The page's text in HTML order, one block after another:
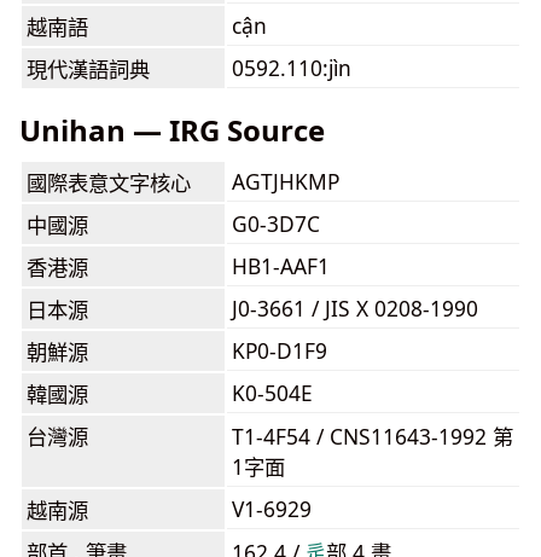
越南語
cận
現代漢語詞典
0592.110:jìn
Unihan — IRG Source
國際表意文字核心
AGTJHKMP
中國源
G0-3D7C
香港源
HB1-AAF1
日本源
J0-3661 / JIS X 0208-1990
朝鮮源
KP0-D1F9
韓國源
K0-504E
台灣源
T1-4F54 / CNS11643-1992 第
1字面
越南源
V1-6929